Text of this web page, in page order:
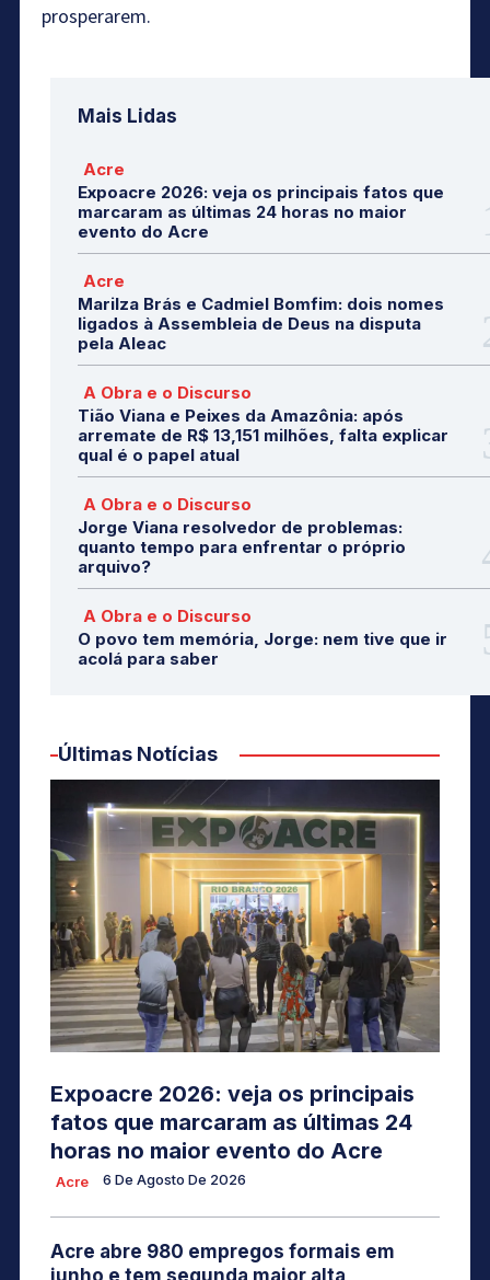
prosperarem.
Mais Lidas
Acre
Expoacre 2026: veja os principais fatos que
marcaram as últimas 24 horas no maior
evento do Acre
Acre
Marilza Brás e Cadmiel Bomfim: dois nomes
ligados à Assembleia de Deus na disputa
pela Aleac
A Obra e o Discurso
Tião Viana e Peixes da Amazônia: após
arremate de R$ 13,151 milhões, falta explicar
qual é o papel atual
A Obra e o Discurso
Jorge Viana resolvedor de problemas:
quanto tempo para enfrentar o próprio
arquivo?
A Obra e o Discurso
O povo tem memória, Jorge: nem tive que ir
acolá para saber
Últimas Notícias
Expoacre 2026: veja os principais
fatos que marcaram as últimas 24
horas no maior evento do Acre
Acre 6 De Agosto De 2026
Acre abre 980 empregos formais em
junho e tem segunda maior alta